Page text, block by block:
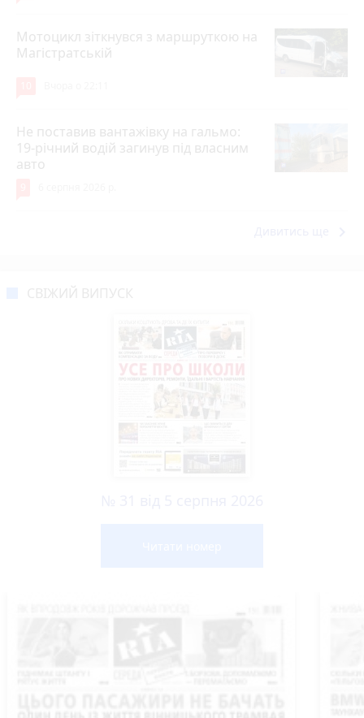
Мотоцикл зіткнувся з маршруткою на
Магістратській
Не поставив вантажівку на гальмо:
19-річний водій загинув під власним
авто